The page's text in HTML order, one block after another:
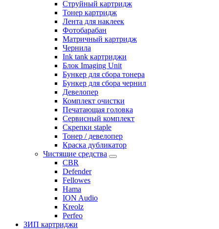
Струйный картридж
Тонер картридж
Лента для наклеек
Фотобарабан
Матричный картридж
Чернила
Ink tank картриджи
Блок Imaging Unit
Бункер для сбора тонера
Бункер для сбора чернил
Девелопер
Комплект очистки
Печатающая головка
Сервисный комплект
Скрепки staple
Тонер / девелопер
Краска дубликатор
Чистящие средства
CBR
Defender
Fellowes
Hama
ION Audio
Kreolz
Perfeo
ЗИП картриджи